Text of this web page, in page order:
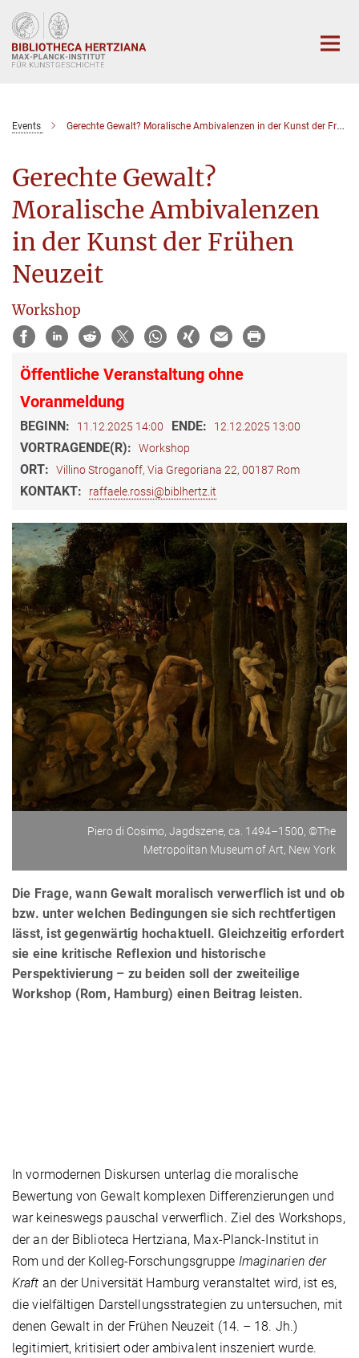
Hauptinhalt
Events Gerechte Gewalt? Moralische Ambivalenzen in der Kunst der Frühen Neuzeit
Gerechte Gewalt?
Moralische Ambivalenzen
in der Kunst der Frühen
Neuzeit
Workshop
Öffentliche Veranstaltung ohne
Voranmeldung
BEGINN: 11.12.2025 14:00 ENDE: 12.12.2025 13:00
VORTRAGENDE(R): Workshop
ORT: Villino Stroganoff, Via Gregoriana 22, 00187 Rom
KONTAKT: raffaele.rossi@biblhertz.it
Piero di Cosimo, Jagdszene, ca. 1494–1500, ©The
Metropolitan Museum of Art, New York
Die Frage, wann Gewalt moralisch verwerflich ist und ob
bzw. unter welchen Bedingungen sie sich rechtfertigen
lässt, ist gegenwärtig hochaktuell. Gleichzeitig erfordert
sie eine kritische Reflexion und historische
Perspektivierung – zu beiden soll der zweiteilige
Workshop (Rom, Hamburg) einen Beitrag leisten.
In vormodernen Diskursen unterlag die moralische
Bewertung von Gewalt komplexen Differenzierungen und
war keineswegs pauschal verwerflich. Ziel des Workshops,
der an der Biblioteca Hertziana, Max-Planck-Institut in
Rom und der Kolleg-Forschungsgruppe Imaginarien der
Kraft an der Universität Hamburg veranstaltet wird, ist es,
die vielfältigen Darstellungsstrategien zu untersuchen, mit
denen Gewalt in der Frühen Neuzeit (14. – 18. Jh.)
legitimiert, kritisiert oder ambivalent inszeniert wurde.